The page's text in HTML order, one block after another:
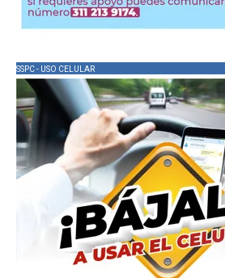
SSPC - USO CELULAR